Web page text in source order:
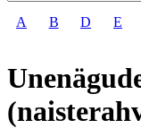
A B D E